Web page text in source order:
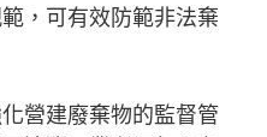
，可有效防範非法棄
營建廢棄物的監督管